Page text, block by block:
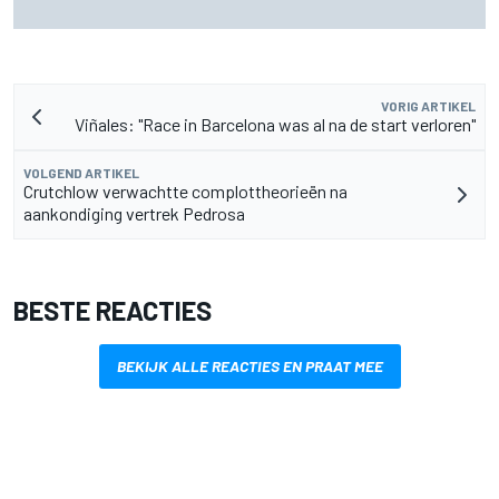
VORIG ARTIKEL
Viñales: "Race in Barcelona was al na de start verloren"
VOLGEND ARTIKEL
Crutchlow verwachtte complottheorieën na
aankondiging vertrek Pedrosa
BESTE REACTIES
BEKIJK ALLE REACTIES EN PRAAT MEE